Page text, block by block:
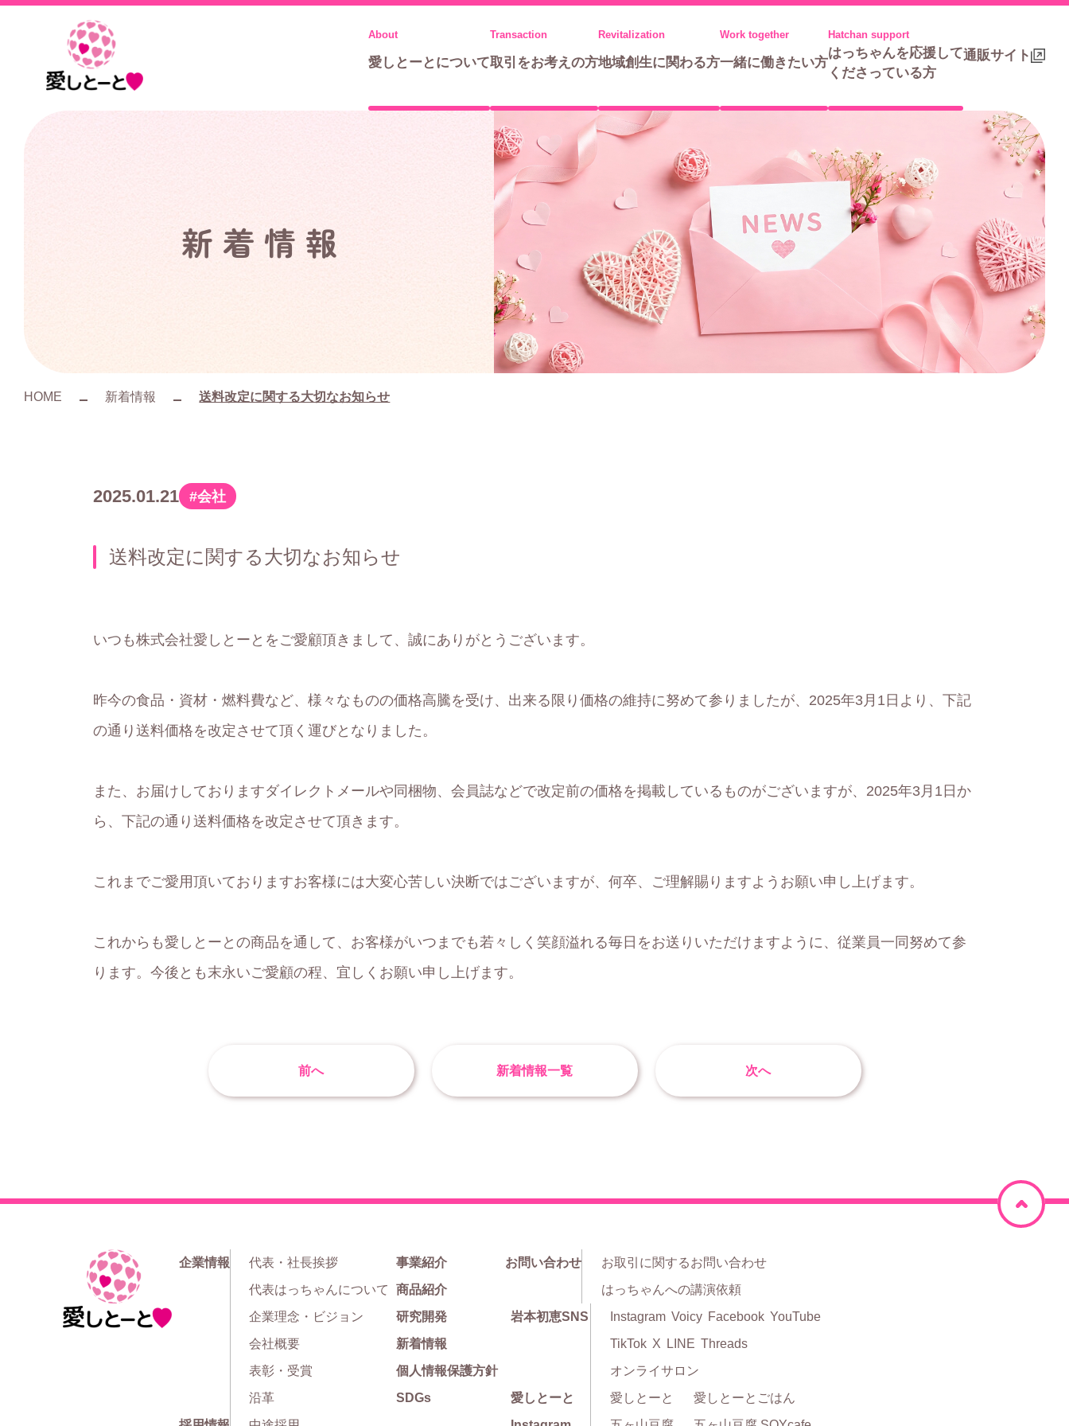
と
ー
愛しとーとについて取引をお考えの方地域創生に関わる方一緒に働きたい方
はっちゃんを応援して
くださっている方
通販サイト
新着情報
HOME 新着情報 送料改定に関する大切なお知らせ
送料改定に関する大切なお知らせ
2025.01.21カ
ゴ
会社
いつも株式会社愛しとーとをご愛顧頂きまして、誠にありがとうございます。
昨今の食品・資材・燃料費など、様々なものの価格高騰を受け、出来る限り価格の維持に努めて参りましたが、2025年3月1日より、下記
の通り送料価格を改定させて頂く運びとなりました。
また、お届けしておりますダイレクトメールや同梱物、会員誌などで改定前の価格を掲載しているものがございますが、2025年3月1日か
ら、下記の通り送料価格を改定させて頂きます。
これまでご愛用頂いておりますお客様には大変心苦しい決断ではございますが、何卒、ご理解賜りますようお願い申し上げます。
これからも愛しとーとの商品を通して、お客様がいつまでも若々しく笑顔溢れる毎日をお送りいただけますように、従業員一同努めて参
ります。今後とも末永いご愛顧の程、宜しくお願い申し上げます。
前へ 新着情報一覧 次へ
ペ
ー
ム
企業情報
代表・社長挨拶
代表はっちゃんについて
企業理念・ビジョン
会社概要
表彰・受賞
沿革
事業紹介
商品紹介
研究開発
新着情報
個人情報保護方針
SDGs
お問い合わせ
お取引に関するお問い合わせ
はっちゃんへの講演依頼
岩本初恵SNS
Instagram Voicy Facebook YouTube
TikTok X LINE Threads
オンライサロン
愛しとーと
愛しとーと
愛しとーとごはん